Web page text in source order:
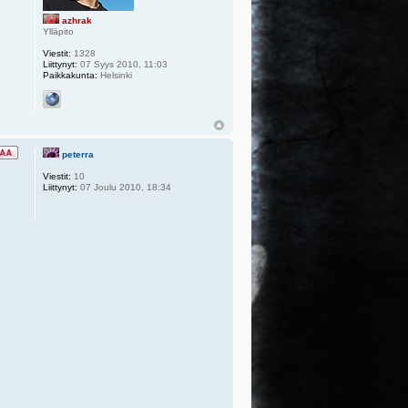
azhrak
Ylläpito
Viestit: 1328
Liittynyt: 07 Syys 2010, 11:03
Paikkakunta: Helsinki
peterra
Viestit: 10
Liittynyt: 07 Joulu 2010, 18:34